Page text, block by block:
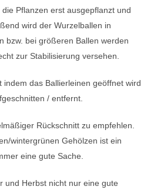
Pflanzen erst ausgepflanzt und
wird der Wurzelballen in
bzw. bei größeren Ballen werden
zur Stabilisierung versehen.
indem das Ballierleinen geöffnet wird
/ entfernt.
Rückschnitt zu empfehlen.
wintergrünen Gehölzen ist ein
eine gute Sache.
und Herbst nicht nur eine gute